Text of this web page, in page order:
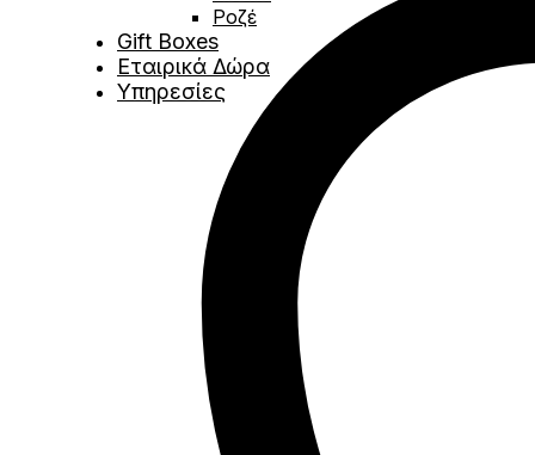
Ροζέ
Gift Boxes
Εταιρικά Δώρα
Υπηρεσίες